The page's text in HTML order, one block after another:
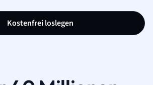
Kostenfrei loslegen